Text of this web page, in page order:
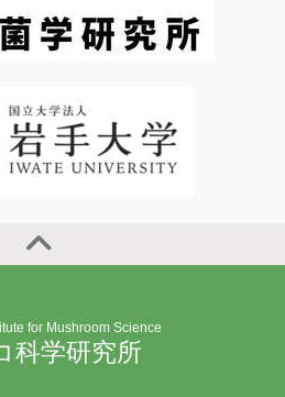
for Mushroom Science
科学研究所